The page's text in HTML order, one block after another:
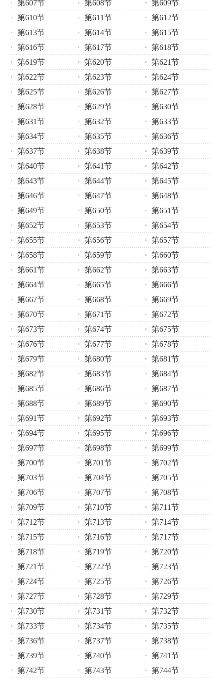
第607节 第608节
第609节
第610节
第611节
第612节
第613节
第614节
第615节
第616节
第617节
第618节
第619节
第620节
第621节
第622节
第623节
第624节
第625节
第626节
第627节
第628节
第629节
第630节
第631节
第632节
第633节
第634节
第635节
第636节
第637节
第638节
第639节
第640节
第641节
第642节
第643节
第644节
第645节
第646节
第647节
第648节
第649节
第650节
第651节
第652节
第653节
第654节
第655节
第656节
第657节
第658节
第659节
第660节
第661节
第662节
第663节
第664节
第665节
第666节
第667节
第668节
第669节
第670节
第671节
第672节
第673节
第674节
第675节
第676节
第677节
第678节
第679节
第680节
第681节
第682节
第683节
第684节
第685节
第686节
第687节
第688节
第689节
第690节
第691节
第692节
第693节
第694节
第695节
第696节
第697节
第698节
第699节
第700节
第701节
第702节
第703节
第704节
第705节
第706节
第707节
第708节
第709节
第710节
第711节
第712节
第713节
第714节
第715节
第716节
第717节
第718节
第719节
第720节
第721节
第722节
第723节
第724节
第725节
第726节
第727节
第728节
第729节
第730节
第731节
第732节
第733节
第734节
第735节
第736节
第737节
第738节
第739节
第740节
第741节
第742节
第743节
第744节